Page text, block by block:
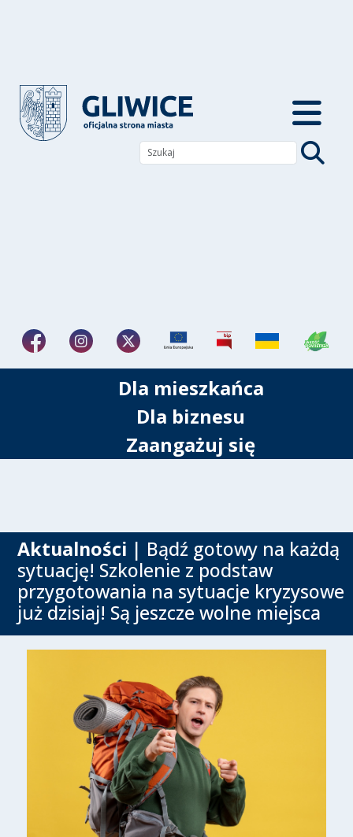
Dla mieszkańca
Dla biznesu
Zaangażuj się
Aktualności | Bądź gotowy na każdą
sytuację! Szkolenie z podstaw
przygotowania na sytuacje kryzysowe
już dzisiaj! Są jeszcze wolne miejsca